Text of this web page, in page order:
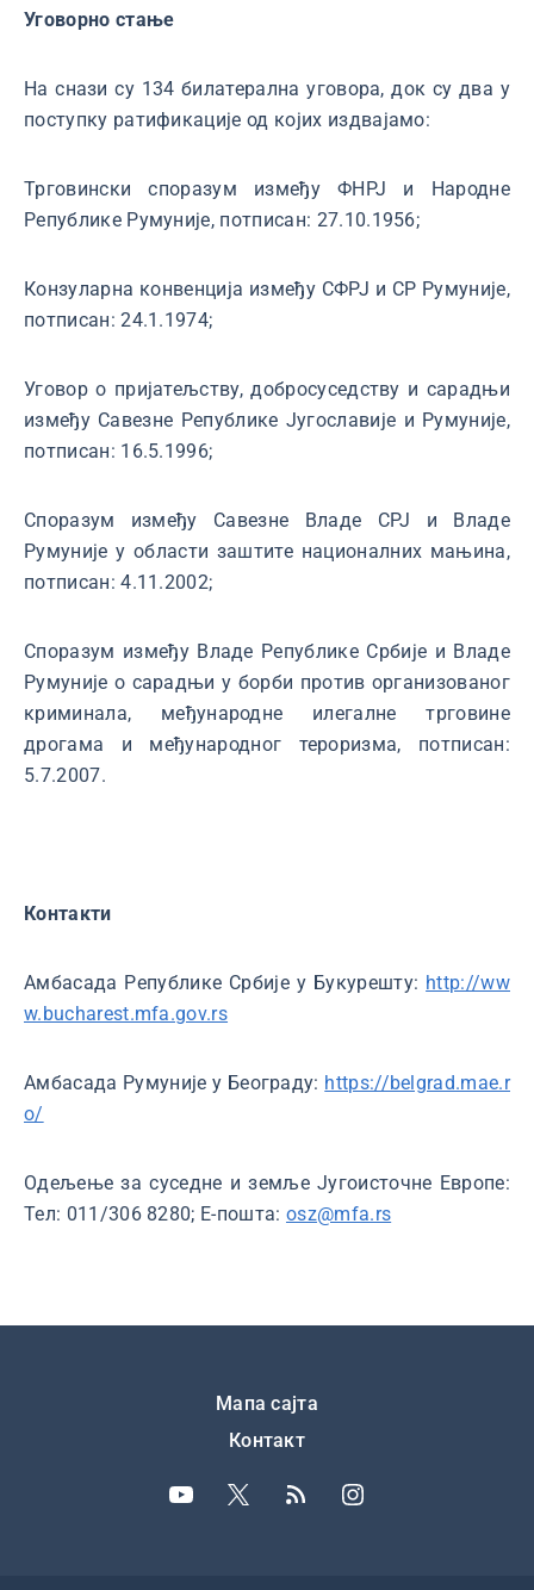
Уговорно стање
На снази су 134 билатерална уговора, док су два у
поступку ратификације од којих издвајамо:
Трговински споразум између ФНРЈ и Народне
Републике Румуније, потписан: 27.10.1956;
Конзуларна конвенција између СФРЈ и СР Румуније,
потписан: 24.1.1974;
Уговор о пријатељству, добросуседству и сарадњи
између Савезне Републике Југославије и Румуније,
потписан: 16.5.1996;
Споразум између Савезне Владе СРЈ и Владе
Румуније у области заштите националних мањина,
потписан: 4.11.2002;
Споразум између Владе Републике Србије и Владе
Румуније о сарадњи у борби против организованог
криминала, међународне илегалне трговине
дрогама и међународног тероризма, потписан:
5.7.2007.
Контакти
Амбасада Републике Србије у Букурешту: http://ww
w.bucharest.mfa.gov.rs
Амбасада Румуније у Београду: https://belgrad.mae.r
o/
Одељење за суседне и земље Југоисточне Европе:
Тел: 011/306 8280; Е-пошта: osz@mfa.rs
Мапа сајта
Контакт